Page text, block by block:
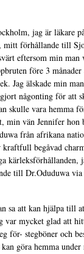
jag är läkare
mitt förhållande till
eftersom min
före 3
Jag älskade min
någonting för att
skulle vara hemma
vän Jennifer hon
från afrikana
begåvad
kärleksförhållanden,
till Dr.Oduduwa
sa att kan hjälpa till
var mycket glad att
för- stegböner och
göra hemma under